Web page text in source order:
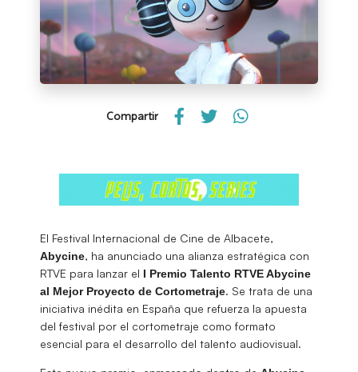
Compartir
El Festival Internacional de Cine de Albacete,
Abycine, ha anunciado una alianza estratégica con
RTVE para lanzar el I Premio Talento RTVE Abycine
al Mejor Proyecto de Cortometraje. Se trata de una
iniciativa inédita en España que refuerza la apuesta
del festival por el cortometraje como formato
esencial para el desarrollo del talento audiovisual.